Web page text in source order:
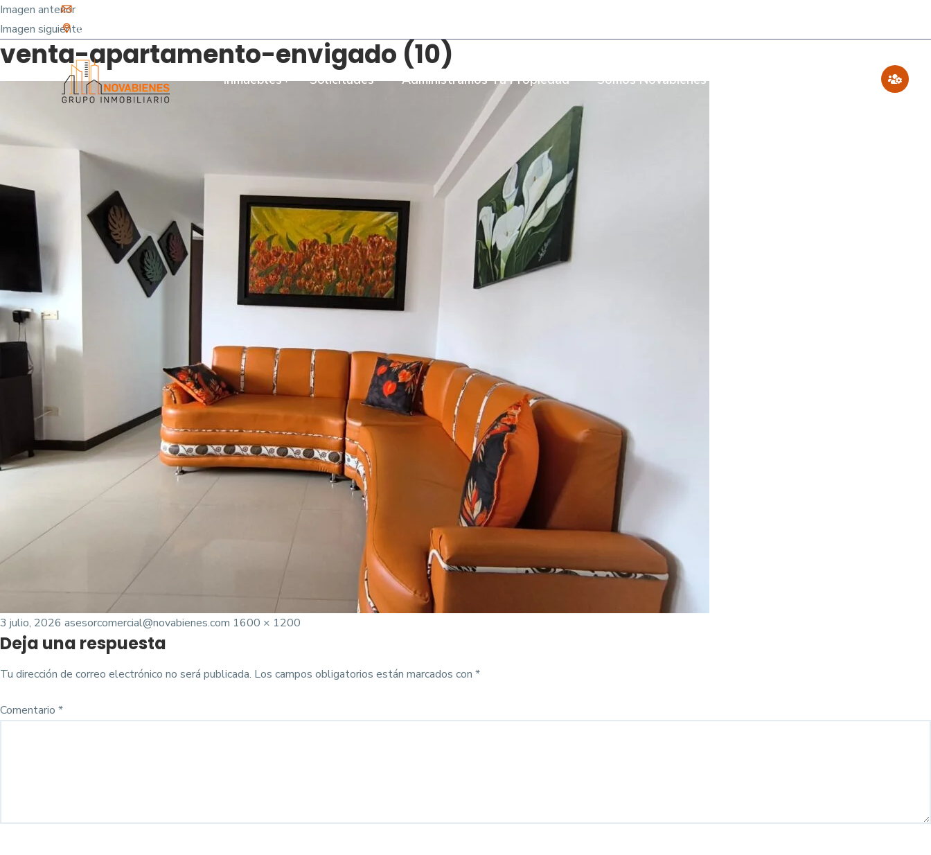
info@novabienes.com
Calle 68 Sur No. 43 C 35 - Sabaneta, Antioquia - Torre Bombay Local 110
Inmuebles Solicitudes Administramos Tu Propiedad Somos Novabienes
Imagen anterior
Imagen siguiente
venta-apartamento-envigado (10)
Posted
on
3 julio, 2026 asesorcomercial@novabienes.com Tamaño
1600 × 1200
Deja una respuesta
Tu dirección de correo electrónico no será publicada. Los campos obligatorios están marcados con *
Comentario *